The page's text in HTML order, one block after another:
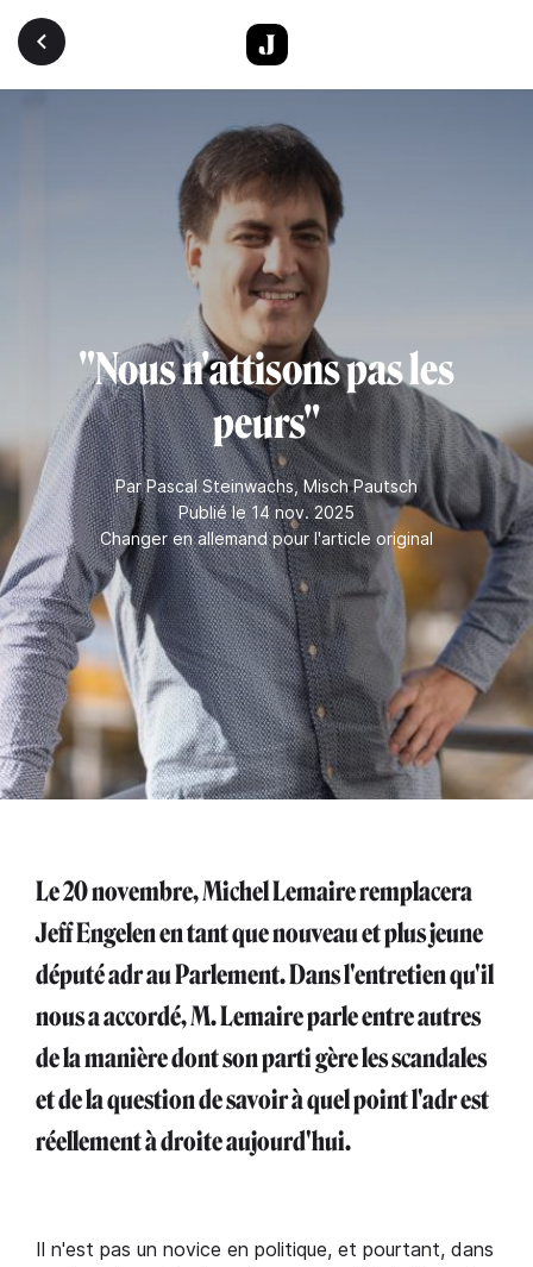
Aller au contenu principal
"Nous n'attisons pas les
peurs"
ParPascal Steinwachs,Misch Pautsch
Publié le 14 nov. 2025
Changer en allemand pour l'article original
Le 20 novembre, Michel Lemaire remplacera
Jeff Engelen en tant que nouveau et plus jeune
député adr au Parlement. Dans l'entretien qu'il
nous a accordé, M. Lemaire parle entre autres
de la manière dont son parti gère les scandales
et de la question de savoir à quel point l'adr est
réellement à droite aujourd'hui.
Il n'est pas un novice en politique, et pourtant, dans